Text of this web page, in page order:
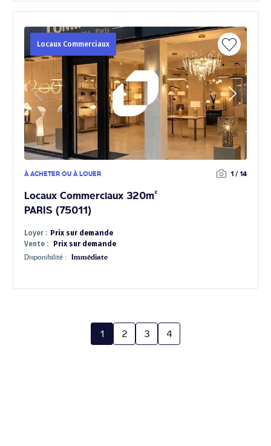
Locaux Commerciaux
À ACHETER OU À LOUER 1 / 14
Locaux Commerciaux 320m²
PARIS (75011)
Loyer : Prix sur demande
Vente :
Prix sur demande
Disponibilité : Immédiate
1 2 3 4